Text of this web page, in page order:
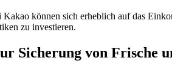
Kakao können sich erheblich auf das
zu investieren.
Sicherung von Frische